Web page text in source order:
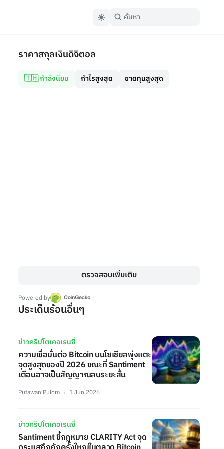
ราคาสกุลเงินดิจิตอล
🇹🇭 กำลังนิยม กำไรสูงสุด ขาดทุนสูงสุด
ตรวจสอบเพิ่มเติม
Powered by
ประเด็นร้อนอื่นๆ
ข่าวคริปโตเคอเรนซี่
ความเชื่อมั่นต่อ Bitcoin บนโซเชียลพุ่งแตะ
จุดสูงสุดของปี 2026 ขณะที่ Santiment
เตือนอาจเป็นสัญญาณลบระยะสั้น
Putawan Pulom 1 Jun 2026
ข่าวคริปโตเคอเรนซี่
Santiment ชี้กฎหมาย CLARITY Act จุด